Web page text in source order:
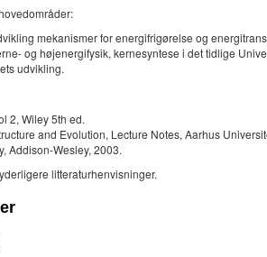
mekanismer for energifrigørelse og
og højenergifysik, kernesyntese i det tidlige
udvikling.
2, Wiley 5th ed.
and Evolution, Lecture Notes, Aarhus
Addison-Wesley, 2003.
litteraturhenvisninger.